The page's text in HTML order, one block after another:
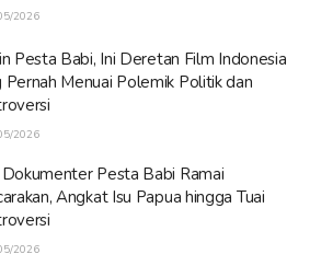
2026
Pesta Babi, Ini Deretan Film Indonesia
Pernah Menuai Polemik Politik dan
2026
Pesta Babi Ramai
Angkat Isu Papua hingga Tuai
2026